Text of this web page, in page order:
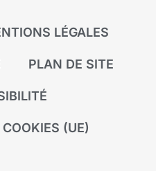
LÉGALES
PLAN DE SITE
(UE)